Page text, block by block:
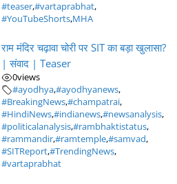
#teaser,#vartaprabhat,
#YouTubeShorts,MHA
राम मंदिर चढ़ावा चोरी पर SIT का बड़ा खुलासा?
| संवाद | Teaser
0views
#ayodhya,#ayodhyanews,
#BreakingNews,#champatrai,
#HindiNews,#indianews,#newsanalysis,
#politicalanalysis,#rambhaktistatus,
#rammandir,#ramtemple,#samvad,
#SITReport,#TrendingNews,
#vartaprabhat